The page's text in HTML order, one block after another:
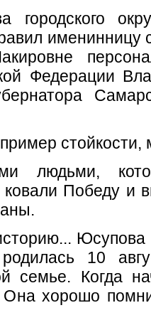
городского
именинницу
Федерации
стойкости,
людьми,
Победу и
10
семье. Когда
Она хорошо